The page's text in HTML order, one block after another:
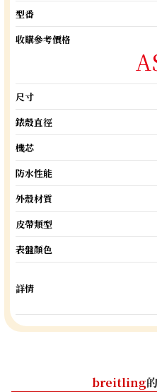
型番
收購參考價格
尺寸
錶殼直徑
機芯
防水性能
外殼材質
皮帶類型
表盤顏色
詳情
breitling